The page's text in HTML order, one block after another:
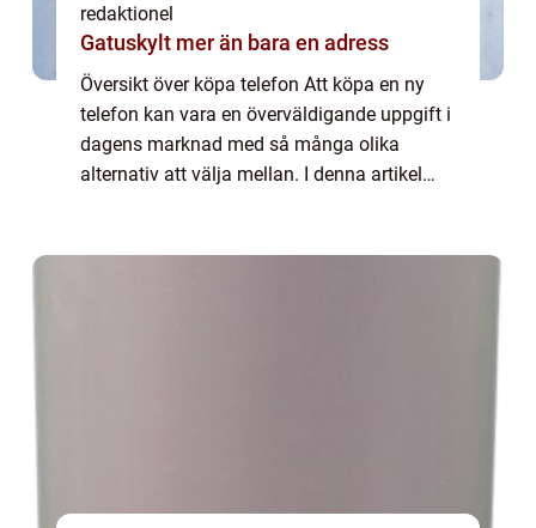
redaktionel
Gatuskylt mer än bara en adress
Översikt över köpa telefon Att köpa en ny
telefon kan vara en överväldigande uppgift i
dagens marknad med så många olika
alternativ att välja mellan. I denna artikel